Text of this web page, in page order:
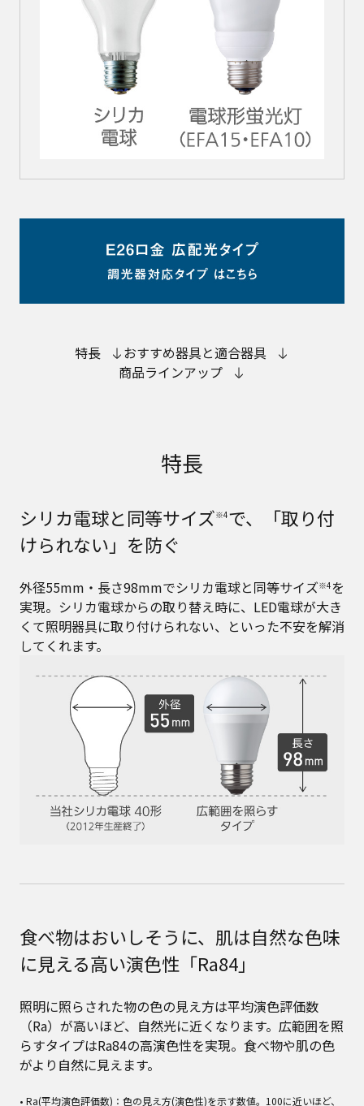
特長
おすすめ器具と適合器具
商品ラインアップ
特長
シリカ電球と同等サイズ※4で、「取り付
けられない」を防ぐ
外径55mm・長さ98mmでシリカ電球と同等サイズ※4を
実現。シリカ電球からの取り替え時に、LED電球が大き
くて照明器具に取り付けられない、といった不安を解消
してくれます。
食べ物はおいしそうに、肌は自然な色味
に見える高い演色性「Ra84」
照明に照らされた物の色の見え方は平均演色評価数
（Ra）が高いほど、自然光に近くなります。広範囲を照
らすタイプはRa84の高演色性を実現。食べ物や肌の色
がより自然に見えます。
• Ra(平均演色評価数)：色の見え方(演色性)を示す数値。100に近いほど、